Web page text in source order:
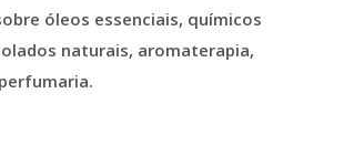
óleos essenciais, químicos
naturais, aromaterapia,